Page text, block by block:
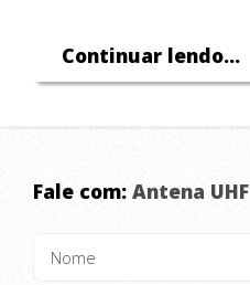
Continuar lendo...
Fale com: Antena UHF